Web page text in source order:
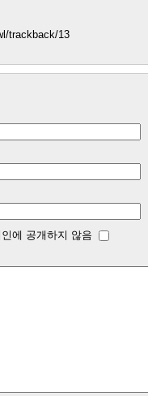
trackback/13
에 공개하지 않음